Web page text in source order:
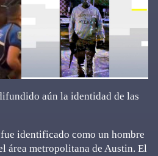
aún la identidad de las
identificado como un hombre
área metropolitana de Austin. El